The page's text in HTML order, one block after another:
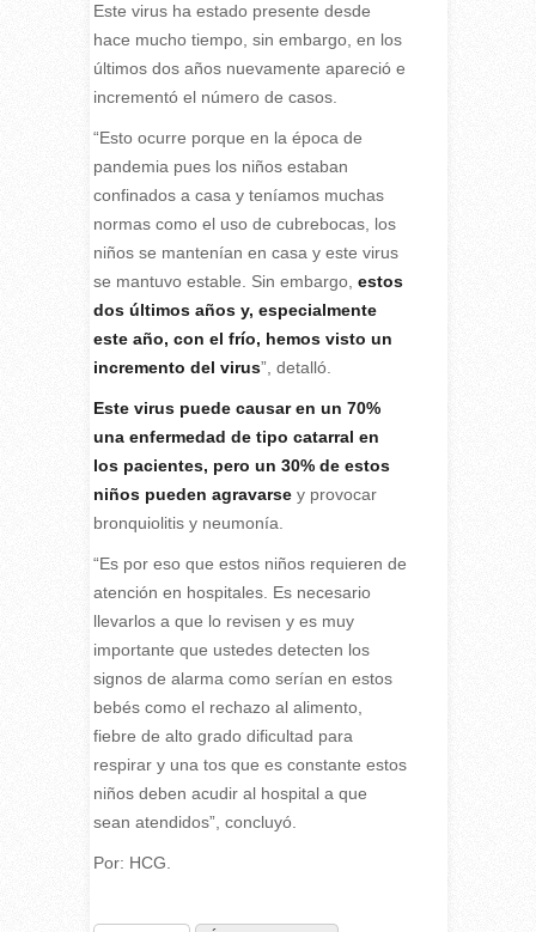
Este virus ha estado presente desde
hace mucho tiempo, sin embargo, en los
últimos dos años nuevamente apareció e
incrementó el número de casos.
“Esto ocurre porque en la época de
pandemia pues los niños estaban
confinados a casa y teníamos muchas
normas como el uso de cubrebocas, los
niños se mantenían en casa y este virus
se mantuvo estable. Sin embargo, estos
dos últimos años y, especialmente
este año, con el frío, hemos visto un
incremento del virus”, detalló.
Este virus puede causar en un 70%
una enfermedad de tipo catarral en
los pacientes, pero un 30% de estos
niños pueden agravarsey provocar
bronquiolitis y neumonía.
“Es por eso que estos niños requieren de
atención en hospitales. Es necesario
llevarlos a que lo revisen y es muy
importante que ustedes detecten los
signos de alarma como serían en estos
bebés como el rechazo al alimento,
fiebre de alto grado dificultad para
respirar y una tos que es constante estos
niños deben acudir al hospital a que
sean atendidos”, concluyó.
Por: HCG.